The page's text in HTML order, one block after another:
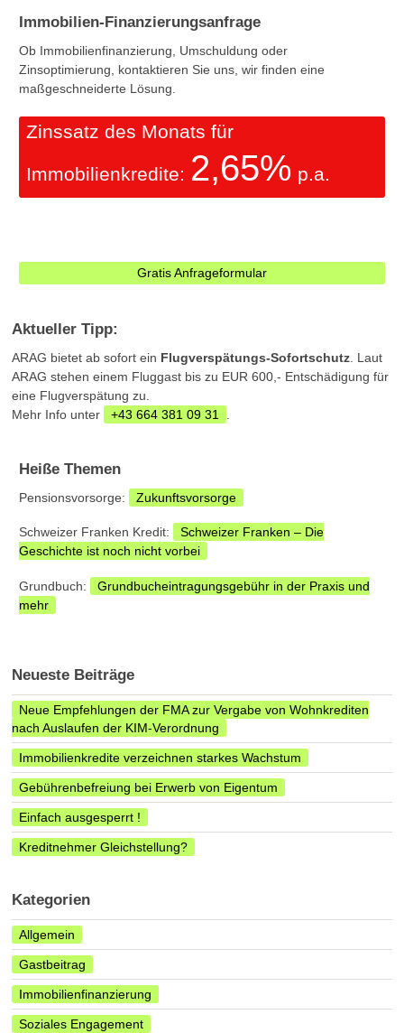
Immobilien-Finanzierungsanfrage
Ob Immobilienfinanzierung, Umschuldung oder
Zinsoptimierung, kontaktieren Sie uns, wir finden eine
maßgeschneiderte Lösung.
Zinssatz des Monats für
Immobilienkredite: 2,65% p.a.
Gratis Anfrageformular
Aktueller Tipp:
ARAG bietet ab sofort ein Flugverspätungs-Sofortschutz . Laut
ARAG stehen einem Fluggast bis zu EUR 600,- Entschädigung für
eine Flugverspätung zu.
Mehr Info unter
+43 664 381 09 31
Heiße Themen
Pensionsvorsorge: Zukunftsvorsorge
Schweizer Franken Kredit:
Schweizer Franken – Die
Geschichte ist noch nicht vorbei
Grundbuch:
Grundbucheintragungsgebühr in der Praxis und
mehr
Neueste Beiträge
Neue Empfehlungen der FMA zur Vergabe von Wohnkrediten
nach Auslaufen der KIM-Verordnung
Immobilienkredite verzeichnen starkes Wachstum
Gebührenbefreiung bei Erwerb von Eigentum
Einfach ausgesperrt !
Kreditnehmer Gleichstellung?
Kategorien
Allgemein
Gastbeitrag
Immobilienfinanzierung
Soziales Engagement